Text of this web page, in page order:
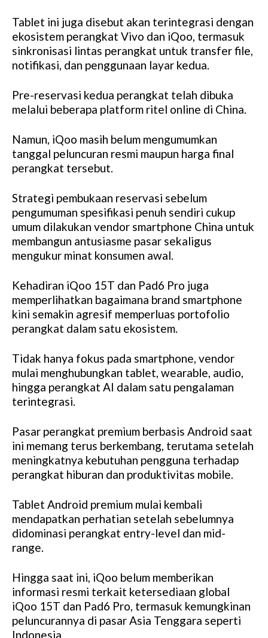
Tablet ini juga disebut akan terintegrasi dengan
ekosistem perangkat Vivo dan iQoo, termasuk
sinkronisasi lintas perangkat untuk transfer file,
notifikasi, dan penggunaan layar kedua.
Pre-reservasi kedua perangkat telah dibuka
melalui beberapa platform ritel online di China.
Namun, iQoo masih belum mengumumkan
tanggal peluncuran resmi maupun harga final
perangkat tersebut.
Strategi pembukaan reservasi sebelum
pengumuman spesifikasi penuh sendiri cukup
umum dilakukan vendor smartphone China untuk
membangun antusiasme pasar sekaligus
mengukur minat konsumen awal.
Kehadiran iQoo 15T dan Pad6 Pro juga
memperlihatkan bagaimana brand smartphone
kini semakin agresif memperluas portofolio
perangkat dalam satu ekosistem.
Tidak hanya fokus pada smartphone, vendor
mulai menghubungkan tablet, wearable, audio,
hingga perangkat AI dalam satu pengalaman
terintegrasi.
Pasar perangkat premium berbasis Android saat
ini memang terus berkembang, terutama setelah
meningkatnya kebutuhan pengguna terhadap
perangkat hiburan dan produktivitas mobile.
Tablet Android premium mulai kembali
mendapatkan perhatian setelah sebelumnya
didominasi perangkat entry-level dan mid-
range.
Hingga saat ini, iQoo belum memberikan
informasi resmi terkait ketersediaan global
iQoo 15T dan Pad6 Pro, termasuk kemungkinan
peluncurannya di pasar Asia Tenggara seperti
Indonesia.